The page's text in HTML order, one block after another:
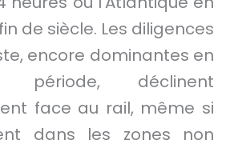
de siècle. Les diligences
encore dominantes en
déclinent
face au rail, même si
dans les zones non